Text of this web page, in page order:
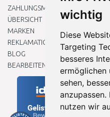
wichtig
Diese
Targeting
besseres
ermöglichen
sehen,
anzupassen.
nutzen wir
ZAHLUNGSMETHODEN
ÜBERSICHT
MARKEN
REKLAMATIONEN UND RETOUREN
BLOG
BEARBEITEN SIE MEINE COOKIE-